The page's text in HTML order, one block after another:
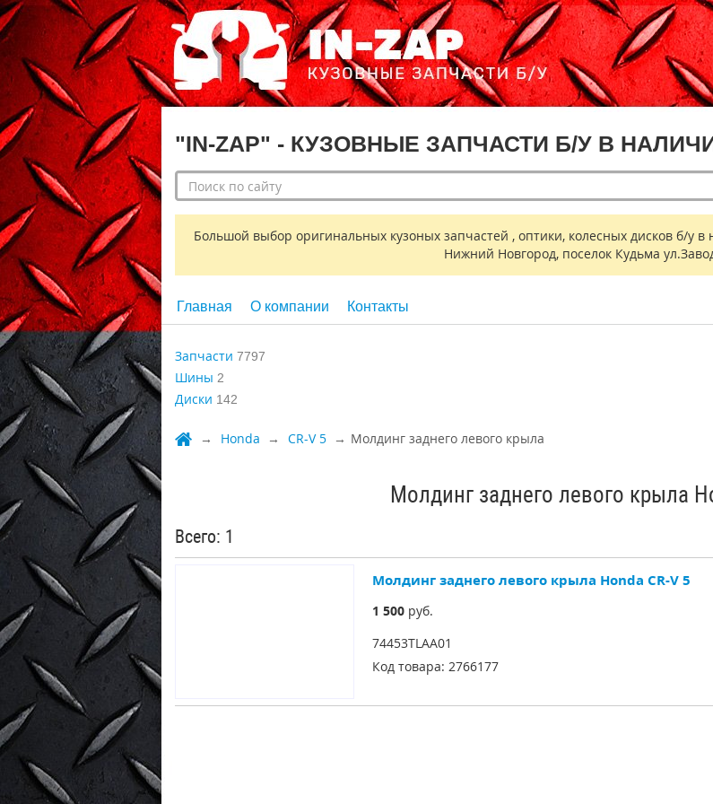
"IN-ZAP" - КУЗОВНЫЕ ЗАПЧАСТИ Б/У В
Большой выбор оригинальных кузоных запчастей , оптики, колесных дисков б/у в
Нижний Новгород, поселок Кудьма
Главная О компании Контакты
Запчасти 7797
Шины 2
Диски 142
Honda CR-V 5 Молдинг заднего левого крыла
Молдинг заднего левого крыла
Всего: 1
Молдинг заднего левого крыла Honda CR-V 5
1 500руб.
74453TLAA01
Код товара: 2766177